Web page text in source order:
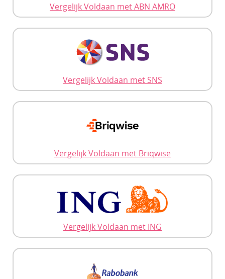
Vergelijk Voldaan met ABN AMRO
Vergelijk Voldaan met SNS
Vergelijk Voldaan met Briqwise
Vergelijk Voldaan met ING